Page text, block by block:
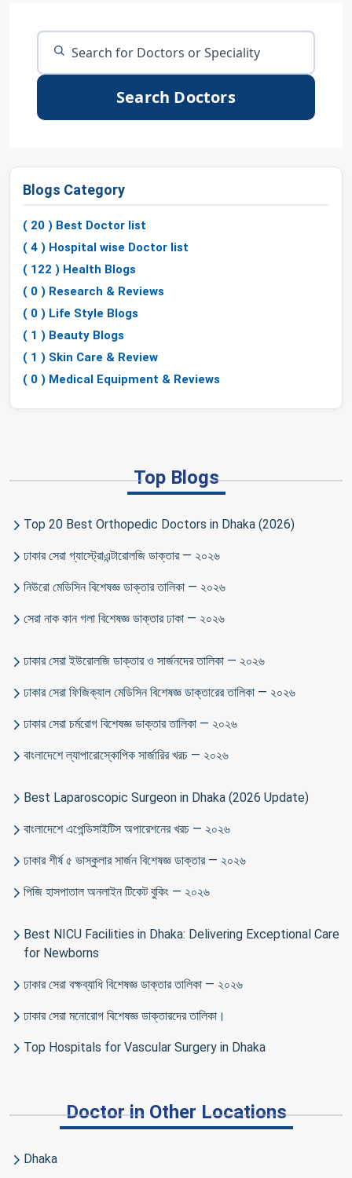
Search Doctors
Blogs Category
( 20 ) Best Doctor list
( 4 ) Hospital wise Doctor list
( 122 ) Health Blogs
( 0 ) Research & Reviews
( 0 ) Life Style Blogs
( 1 ) Beauty Blogs
( 1 ) Skin Care & Review
( 0 ) Medical Equipment & Reviews
Top Blogs
Top 20 Best Orthopedic Doctors in Dhaka (2026)
ঢাকার সেরা গ্যাস্ট্রোএন্টারোলজি ডাক্তার — ২০২৬
নিউরো মেডিসিন বিশেষজ্ঞ ডাক্তার তালিকা — ২০২৬
সেরা নাক কান গলা বিশেষজ্ঞ ডাক্তার ঢাকা — ২০২৬
ঢাকার সেরা ইউরোলজি ডাক্তার ও সার্জনদের তালিকা — ২০২৬
ঢাকার সেরা ফিজিক্যাল মেডিসিন বিশেষজ্ঞ ডাক্তারের তালিকা — ২০২৬
ঢাকার সেরা চর্মরোগ বিশেষজ্ঞ ডাক্তার তালিকা — ২০২৬
বাংলাদেশে ল্যাপারোস্কোপিক সার্জারির খরচ — ২০২৬
Best Laparoscopic Surgeon in Dhaka (2026 Update)
বাংলাদেশে এপেন্ডিসাইটিস অপারেশনের খরচ — ২০২৬
ঢাকার শীর্ষ ৫ ভাস্কুলার সার্জন বিশেষজ্ঞ ডাক্তার — ২০২৬
পিজি হাসপাতাল অনলাইন টিকেট বুকিং — ২০২৬
Best NICU Facilities in Dhaka: Delivering Exceptional Care
for Newborns
ঢাকার সেরা বক্ষব্যাধি বিশেষজ্ঞ ডাক্তার তালিকা — ২০২৬
ঢাকার সেরা মনোরোগ বিশেষজ্ঞ ডাক্তারদের তালিকা।
Top Hospitals for Vascular Surgery in Dhaka
Doctor in Other Locations
Dhaka